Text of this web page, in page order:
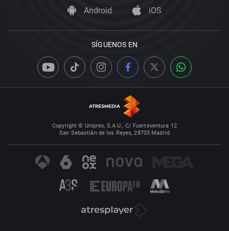
Android iOS
SÍGUENOS EN
Copyright © Uniprex, S.A.U., C/ Fuerteventura 12
San Sebastián de los Reyes, 28703 Madrid